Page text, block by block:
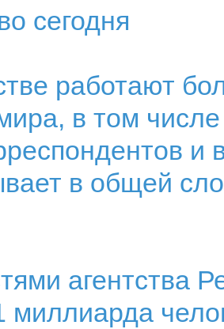
сегодня
работают
в том
и
в общей
агентства